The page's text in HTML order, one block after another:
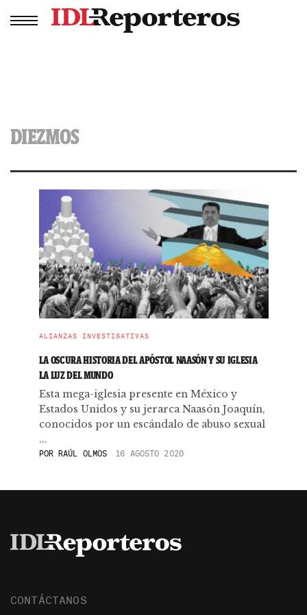
DIEZMOS
ALIANZAS INVESTIGATIVAS
LA OSCURA HISTORIA DEL APÓSTOL NAASÓN Y SU IGLESIA
LA LUZ DEL MUNDO
Esta mega-iglesia presente en México y
Estados Unidos y su jerarca Naasón Joaquín,
conocidos por un escándalo de abuso sexual
...
PORRAÚL OLMOS 16 AGOSTO 2020
CONTÁCTANOS